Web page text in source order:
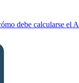
debe calcularse el